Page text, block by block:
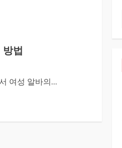
법
여성 알바의...